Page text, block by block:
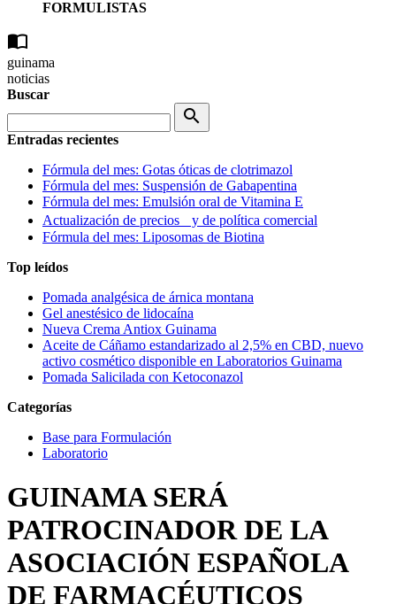
FORMULISTAS
import_contacts
guinama
noticias
Buscar
search
Entradas recientes
Fórmula del mes: Gotas óticas de clotrimazol
Fórmula del mes: Suspensión de Gabapentina
Fórmula del mes: Emulsión oral de Vitamina E
Actualización de precios y de política comercial
Fórmula del mes: Liposomas de Biotina
Top leídos
Pomada analgésica de árnica montana
Gel anestésico de lidocaína
Nueva Crema Antiox Guinama
Aceite de Cáñamo estandarizado al 2,5% en CBD, nuevo
activo cosmético disponible en Laboratorios Guinama
Pomada Salicilada con Ketoconazol
Categorías
Base para Formulación
Laboratorio
GUINAMA SERÁ
PATROCINADOR DE LA
ASOCIACIÓN ESPAÑOLA
DE FARMACÉUTICOS